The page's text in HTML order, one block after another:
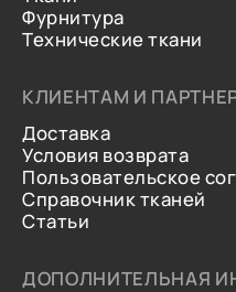
Фурнитура
Технические ткани
КЛИЕНТАМ И
Доставка
Условия возврата
Пользовательское
Справочник тканей
Статьи
ДОПОЛНИТЕЛЬНАЯ